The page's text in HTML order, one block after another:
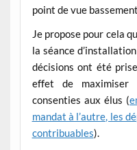
point de vue
Je propose pour cela
la séance
décisions ont été
effet de maximiser
consenties aux élus (
mandat à l’autre, les
contribuables).